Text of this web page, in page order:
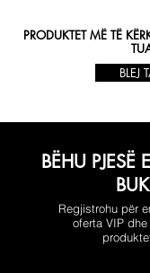
PRODUKTET MË TË
BLEJ
BËHU PJESË
Regjistrohu për
oferta VIP